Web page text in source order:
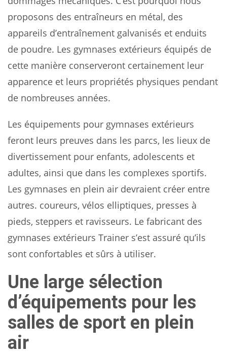
proposons des entraîneurs en métal, des
appareils d’entraînement galvanisés et enduits
de poudre. Les gymnases extérieurs équipés de
cette manière conserveront certainement leur
apparence et leurs propriétés physiques pendant
de nombreuses années.
Les équipements pour gymnases extérieurs
feront leurs preuves dans les parcs, les lieux de
divertissement pour enfants, adolescents et
adultes, ainsi que dans les complexes sportifs.
Les gymnases en plein air devraient créer entre
autres. coureurs, vélos elliptiques, presses à
pieds, steppers et ravisseurs. Le fabricant des
gymnases extérieurs Trainer s’est assuré qu’ils
sont confortables et sûrs à utiliser.
Une large sélection
d’équipements pour les
salles de sport en plein
air